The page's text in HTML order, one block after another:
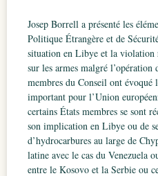
Josep Borrell a présenté les
Politique Étrangère et de
situation en Libye et la violation
sur les armes malgré
membres du Conseil ont évoqué
important pour l’Union
certains États membres se sont
son implication en Libye ou de
d’hydrocarbures au large de
latine avec le cas du Venezuela
entre le Kosovo et la Serbie ou